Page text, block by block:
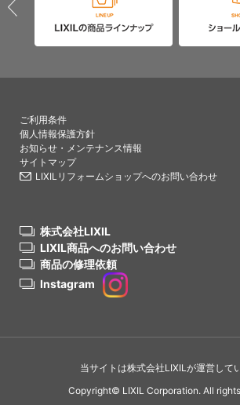
ご利用条件
個人情報保護方針
お知らせ・メンテナンス情報
サイトマップ
LIXILリフォームショップへのお問い合わせ
株式会社LIXIL
LIXIL商品へのお問い合わせ
商品の修理依頼
Instagram
当サイトは株式会社LIXILが運営して
Copyright© LIXIL Corporation. All